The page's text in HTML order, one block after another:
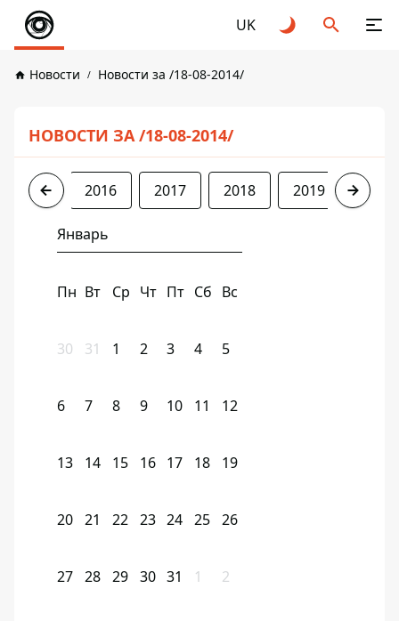
UK
Новости Новости за /18-08-2014/
НОВОСТИ ЗА /18-08-2014/
2014 2016 2017 2018 2019 2020
Январь
Пн Вт Ср Чт Пт Сб Вс
30 31 1 2 3 4 5
6 7 8 9 10 11 12
13 14 15 16 17 18 19
20 21 22 23 24 25 26
27 28 29 30 31 1 2